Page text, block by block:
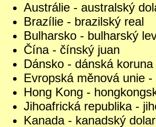
Austrálie - australský
Brazílie - brazilský real
Bulharsko - bulharský
Čína - čínský juan
Dánsko - dánská koruna
Evropská měnová unie
Hong Kong -
Jihoafrická republika -
Kanada - kanadský dolar